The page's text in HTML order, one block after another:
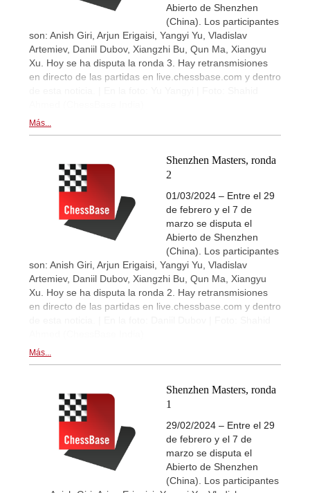
Abierto de Shenzhen
(China). Los participantes
son: Anish Giri, Arjun Erigaisi, Yangyi Yu, Vladislav
Artemiev, Daniil Dubov, Xiangzhi Bu, Qun Ma, Xiangyu
Xu. Hoy se ha disputa la ronda 3. Hay retransmisiones
en directo de las partidas en live.chessbase.com y dentro
Más...
Shenzhen Masters, ronda
2
01/03/2024 – Entre el 29
de febrero y el 7 de
marzo se disputa el
Abierto de Shenzhen
(China). Los participantes
son: Anish Giri, Arjun Erigaisi, Yangyi Yu, Vladislav
Artemiev, Daniil Dubov, Xiangzhi Bu, Qun Ma, Xiangyu
Xu. Hoy se ha disputa la ronda 2. Hay retransmisiones
en directo de las partidas en live.chessbase.com y dentro
Más...
Shenzhen Masters, ronda
1
29/02/2024 – Entre el 29
de febrero y el 7 de
marzo se disputa el
Abierto de Shenzhen
(China). Los participantes